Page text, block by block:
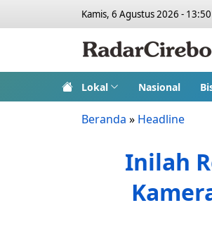
Kamis, 6 Agustus 2026 - 13:50
Lokal Nasional
Beranda » Headline
Inilah